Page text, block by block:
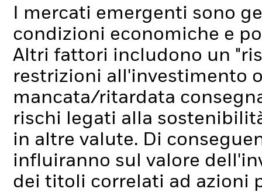
I mercati emergenti sono
condizioni economiche e
Altri fattori includono un
restrizioni all'investimento
mancata/ritardata
rischi legati alla
in altre valute. Di
influiranno sul valore
dei titoli correlati ad azioni